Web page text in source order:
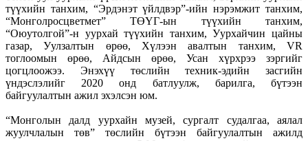
түүхийн танхим, “Эрдэнэт үйлдвэр”-ийн нэрэмжит танхим,
“Монголросцветмет” ТӨҮГ-ын түүхийн танхим,
“Оюутолгой”-н уурхай түүхийн танхим, Уурхайчин цайны
газар, Уулзалтын өрөө, Хүлээн авалтын танхим, VR
тоглоомын өрөө, Айдсын өрөө, Усан хүрхрээ зэргийг
цогцлоожээ. Энэхүү төслийн техник-эдийн засгийн
үндэслэлийг 2020 онд батлуулж, барилга, бүтээн
байгуулалтын ажил эхэлсэн юм.
“Монголын далд уурхайн музей, сургалт судалгаа, аялал
жуулчлалын төв” төслийн бүтээн байгуулалтын ажилд